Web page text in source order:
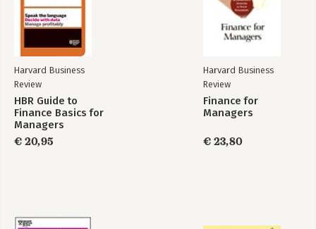
Harvard Business
Review
HBR Guide to
Finance Basics for
Managers
€ 20,95
Harvard Business
Review
Finance for
Managers
€ 23,80